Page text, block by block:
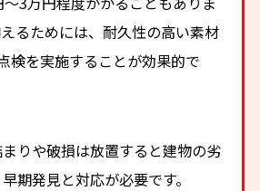
るためには、耐久性の高い素材
検を実施することが効果的で
りや破損は放置すると建物の劣
期発見と対応が必要です。